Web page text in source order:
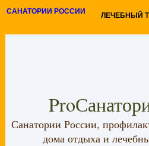
САНАТОРИИ РОССИИ ЛЕЧЕБНЫЙ
Санатории России,
дома отдыха и